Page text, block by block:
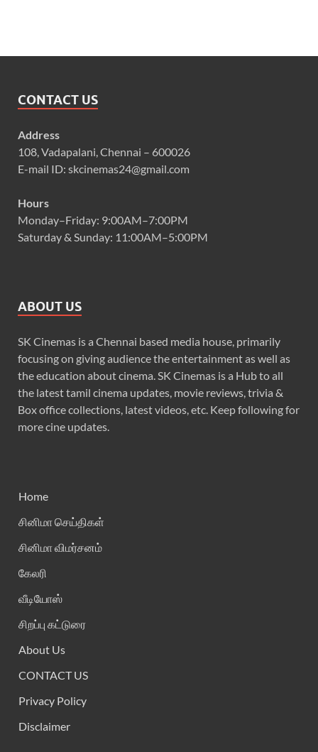
CONTACT US
Address
108, Vadapalani, Chennai – 600026
E-mail ID: skcinemas24@gmail.com
Hours
Monday–Friday: 9:00AM–7:00PM
Saturday & Sunday: 11:00AM–5:00PM
ABOUT US
SK Cinemas is a Chennai based media house, primarily
focusing on giving audience the entertainment as well as
the education about cinema. SK Cinemas is a Hub to all
the latest tamil cinema updates, movie reviews, trivia &
Box office collections, latest videos, etc. Keep following for
more cine updates.
Home
சினிமா செய்திகள்
சினிமா விமர்சனம்
கேலரி
வீடியோஸ்
சிறப்பு கட்டுரை
About Us
CONTACT US
Privacy Policy
Disclaimer